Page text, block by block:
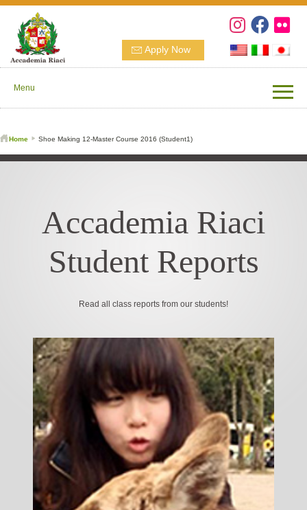
Apply Now
Menu
Home Shoe Making 12-Master Course 2016 (Student1)
Accademia Riaci
Student Reports
Read all class reports from our students!